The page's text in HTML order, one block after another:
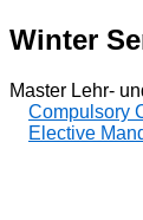
Winter
Master Lehr-
Compulsory
Elective